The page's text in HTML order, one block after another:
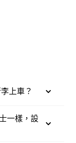
上車？
一樣，設